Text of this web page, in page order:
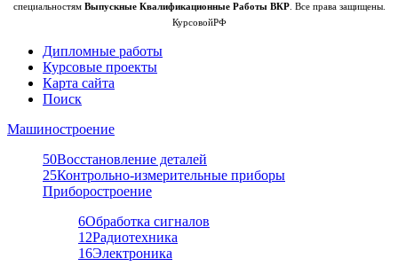
специальностям Выпускные Квалификационные Работы ВКР. Все права защищены.
КурсовойРФ
Дипломные работы
Курсовые проекты
Карта сайта
Поиск
Машиностроение
50Восстановление деталей
25Контрольно-измерительные приборы
Приборостроение
6Обработка сигналов
12Радиотехника
16Электроника